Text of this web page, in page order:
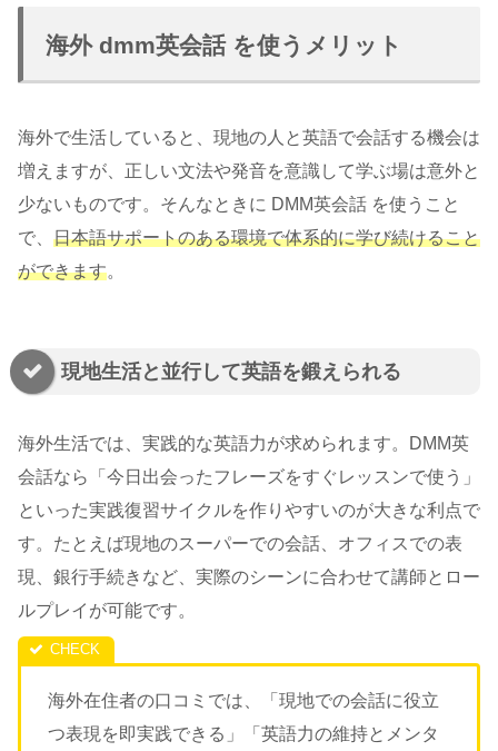
海外 dmm英会話 を使うメリット
海外で生活していると、現地の人と英語で会話する機会は
増えますが、正しい文法や発音を意識して学ぶ場は意外と
少ないものです。そんなときに DMM英会話 を使うこと
で、 日本語サポートのある環境で体系的に学び続けること
ができます。
現地生活と並行して英語を鍛えられる
海外生活では、実践的な英語力が求められます。DMM英
会話なら「今日出会ったフレーズをすぐレッスンで使う」
といった実践復習サイクルを作りやすいのが大きな利点で
す。たとえば現地のスーパーでの会話、オフィスでの表
現、銀行手続きなど、実際のシーンに合わせて講師とロー
ルプレイが可能です。
海外在住者の口コミでは、「現地での会話に役立
つ表現を即実践できる」「英語力の維持とメンタ